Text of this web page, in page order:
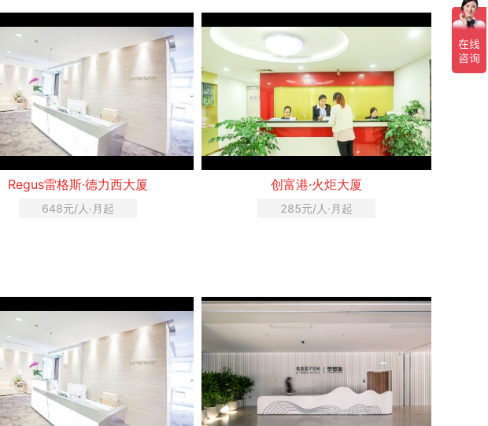
Regus雷格斯·德力西大厦
648元/人·月起
创富港·火炬大厦
285元/人·月起